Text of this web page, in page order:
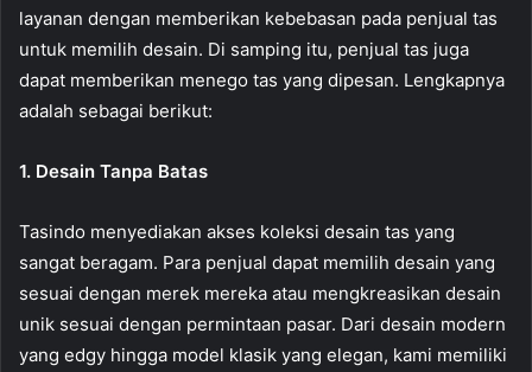
layanan dengan memberikan kebebasan pada penjual tas
untuk memilih desain. Di samping itu, penjual tas juga
dapat memberikan menego tas yang dipesan. Lengkapnya
adalah sebagai berikut:
1. Desain Tanpa Batas
Tasindo menyediakan akses koleksi desain tas yang
sangat beragam. Para penjual dapat memilih desain yang
sesuai dengan merek mereka atau mengkreasikan desain
unik sesuai dengan permintaan pasar. Dari desain modern
yang edgy hingga model klasik yang elegan, kami memiliki